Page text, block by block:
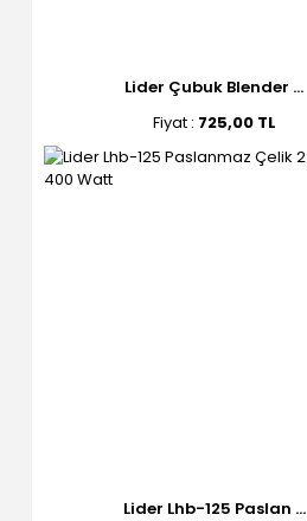
Lider Çubuk Blender ...
Fiyat : 725,00 TL
Lider Lhb-125 Paslan ...